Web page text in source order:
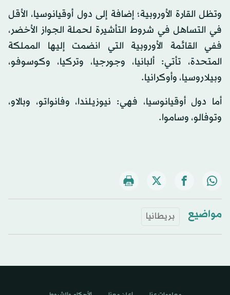
وتظل القارة الأوروبية؛ إضافة إلى دول أوقيانوسيا، الأقل
في التساهل في شروط التأشيرة لحملة الجواز الأخضر،
ففي القائمة الأوروبية التي انضمت إليها المملكة
المتحدة، تأتي: ألبانيا، وجورجيا، وتركيا، وكوسوفو،
وبيلاروسيا، وأوكرانيا.
أما دول أوقيانوسيا، فهي: نيوزيلندا، وفانواتو، وبالاو،
وتوفالو، وساموا.
مواضيع بريطانيا